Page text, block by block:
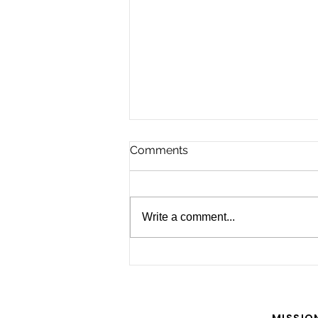
Comments
Write a comment...